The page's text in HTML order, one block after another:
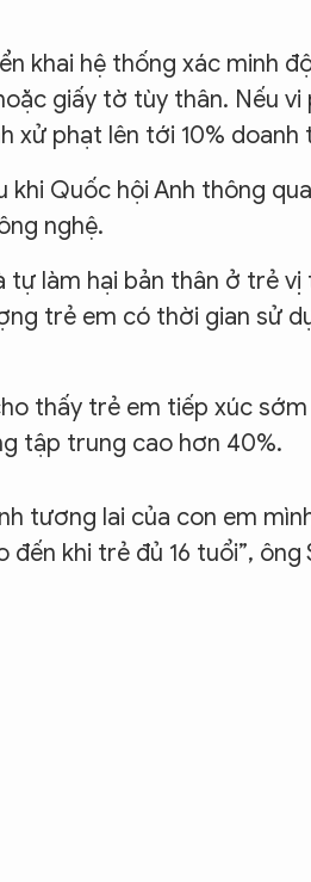
khai hệ thống xác minh
giấy tờ tùy thân. Nếu vi
xử phạt lên tới 10% doanh
khi Quốc hội Anh thông
nghệ.
làm hại bản thân ở trẻ vị
trẻ em có thời gian sử
thấy trẻ em tiếp xúc
tập trung cao hơn 40%.
tương lai của con em
khi trẻ đủ 16 tuổi”, ông